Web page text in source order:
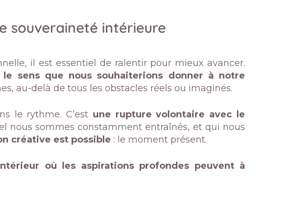
souveraineté intérieure
il est essentiel de ralentir pour mieux avancer.
le sens que nous souhaiterions donner à notre
au-delà de tous les obstacles réels ou imaginés.
le rythme. C’est une rupture volontaire avec le
nous sommes constamment entraînés, et qui nous
créative est possible : le moment présent.
où les aspirations profondes peuvent à